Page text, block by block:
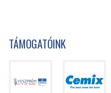
TÁMOGATÓINK